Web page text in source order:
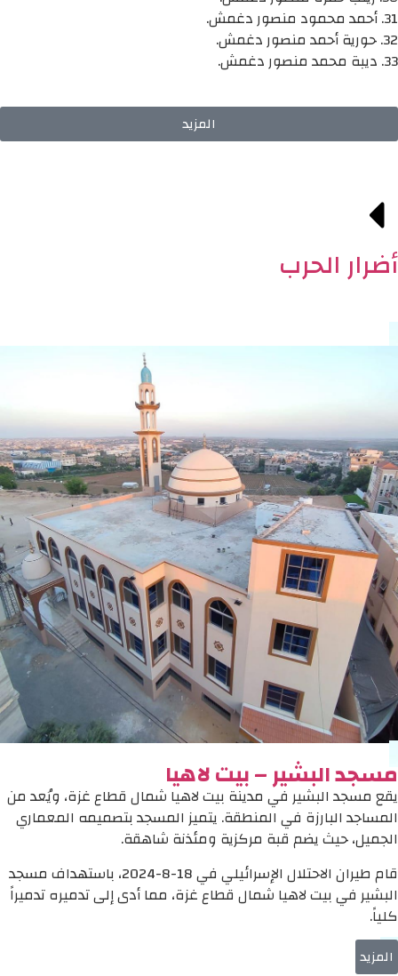
31. أحمد محمود منصور دغمش.
32. حورية أحمد منصور دغمش.
33. ديبة محمد منصور دغمش.
المزيد
أضرار الحرب
مسجد البشير – بيت لاهيا
يقع مسجد البشير في مدينة بيت لاهيا شمال قطاع غزة، ويُعد من
المساجد البارزة في المنطقة. يتميز المسجد بتصميمه المعماري
الجميل، حيث يضم قبة مركزية ومئذنة شاهقة.
قام طيران الاحتلال الإسرائيلي في 18-8-2024، باستهداف مسجد
البشير في بيت لاهيا شمال قطاع غزة، مما أدى إلى تدميره تدميراً
كلياً.
المزيد